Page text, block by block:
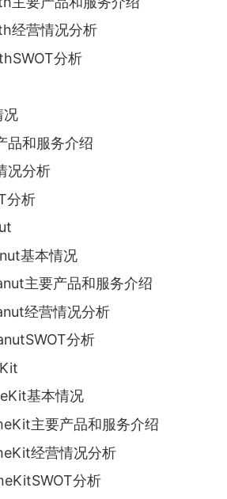
经营情况分析
分析
况
品和服务介绍
况分析
分析
基本情况
主要产品和服务介绍
经营情况分析
分析
基本情况
主要产品和服务介绍
经营情况分析
分析